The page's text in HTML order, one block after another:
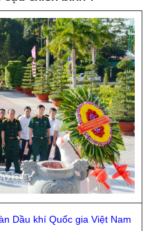
Dầu khí Quốc gia Việt Nam